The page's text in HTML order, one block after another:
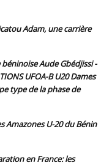
Adam, une carrière
Aude Gbédjissi -
UFOA-B U20 Dames
type de la phase de
Amazones U-20 du Bénin
en France: les